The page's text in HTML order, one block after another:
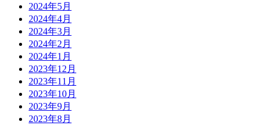
2024年5月
2024年4月
2024年3月
2024年2月
2024年1月
2023年12月
2023年11月
2023年10月
2023年9月
2023年8月